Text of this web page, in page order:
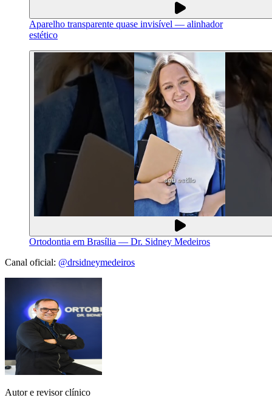
Aparelho transparente quase invisível — alinhador
estético
Ortodontia em Brasília — Dr. Sidney Medeiros
Canal oficial: @drsidneymedeiros
Autor e revisor clínico